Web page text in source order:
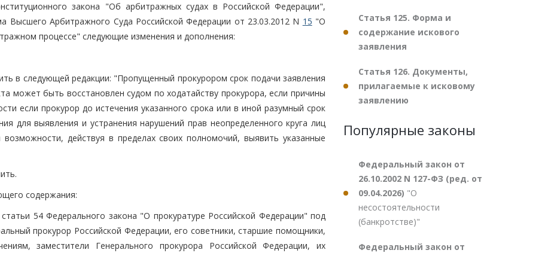
закона "Об арбитражных судах в Российской Федерации",
Высшего Арбитражного Суда Российской Федерации от 23.03.2012 N 15 "О
процессе" следующие изменения и дополнения:
в следующей редакции: "Пропущенный прокурором срок подачи заявления
может быть восстановлен судом по ходатайству прокурора, если причины
если прокурор до истечения указанного срока или в иной разумный срок
для выявления и устранения нарушений прав неопределенного круга лиц
действуя в пределах своих полномочий, выявить указанные
содержания:
54 Федерального закона "О прокуратуре Российской Федерации" под
прокурор Российской Федерации, его советники, старшие помощники,
заместители Генерального прокурора Российской Федерации, их
Статья 125. Форма и
содержание искового
заявления
Статья 126. Документы,
прилагаемые к исковому
заявлению
Популярные законы
Федеральный закон от
26.10.2002 N 127-ФЗ (ред. от
09.04.2026) "О
несостоятельности
(банкротстве)"
Федеральный закон от